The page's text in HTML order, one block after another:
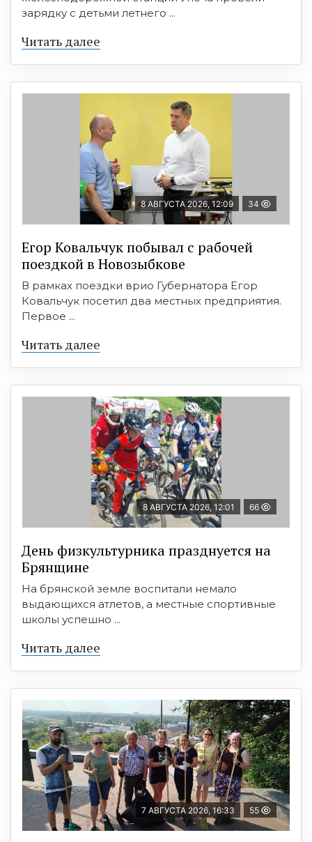
зарядку с детьми летнего ...
Читать далее
8 АВГУСТА 2026, 12:09 34
Егор Ковальчук побывал с рабочей
поездкой в Новозыбкове
В рамках поездки врио Губернатора Егор
Ковальчук посетил два местных предприятия.
Первое ...
Читать далее
8 АВГУСТА 2026, 12:01 66
День физкультурника празднуется на
Брянщине
На брянской земле воспитали немало
выдающихся атлетов, а местные спортивные
школы успешно ...
Читать далее
7 АВГУСТА 2026, 16:33 55